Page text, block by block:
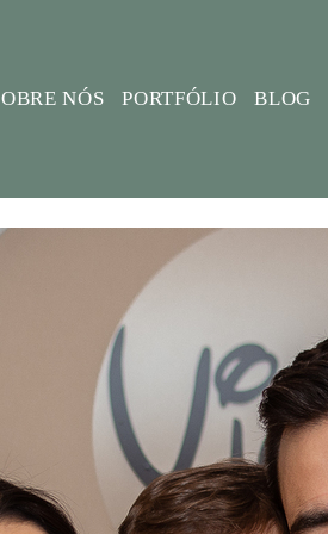
NÓS PORTFÓLIO BLOG